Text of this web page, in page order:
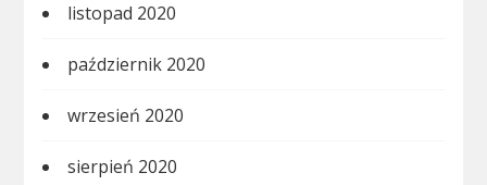
listopad 2020
październik 2020
wrzesień 2020
sierpień 2020